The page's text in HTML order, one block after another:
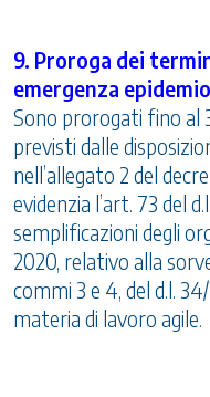
9. Proroga dei
emergenza
Sono prorogati fino al
previsti dalle
nell’allegato 2 del
evidenzia l’art. 73 del
semplificazioni degli
2020, relativo alla
commi 3 e 4, del d.l.
materia di lavoro agile.